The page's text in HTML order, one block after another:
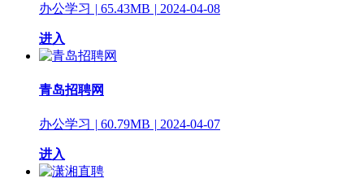
办公学习 | 65.43MB | 2024-04-08
进入
青岛招聘网
办公学习 | 60.79MB | 2024-04-07
进入